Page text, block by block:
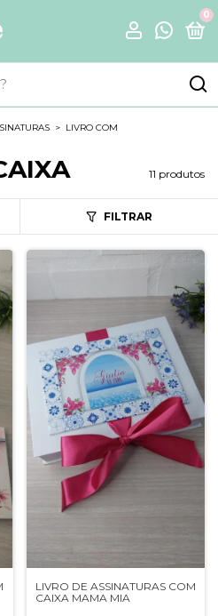
0
> LIVRO COM
11 produtos
FILTRAR
LIVRO DE ASSINATURAS COM
CAIXA MAMA MIA